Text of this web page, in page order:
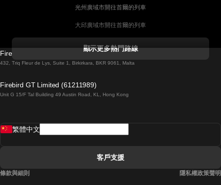
光州廣域市開往首爾的列車
大邱廣域市開往首爾的列車
都柏林開往戈尔韦的列車
羅馬開往拿坡里的列車
顯示更多熱門路線
Firebird GT Limited (OC 1451)
432, Triq Fleur de Lys, Suite 1, Birkirkara, BKR 9061, Malta
Firebird GT Limited (61211989)
Unit G 15/F Tal Building 49 Austin Road, KL, Hong Kong
繁體中文
客戶支援
條款與細則 隱私權政策聲明